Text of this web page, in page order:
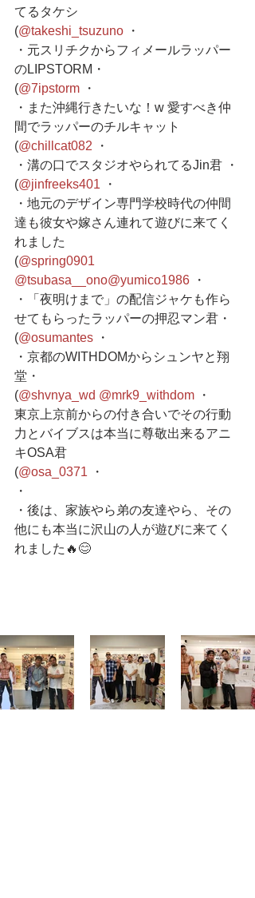
てるタケシ
(@takeshi_tsuzuno ・
・元スリチクからフィメールラッパー
のLIPSTORM・
(@7ipstorm ・
・また沖縄行きたいな！w 愛すべき仲
間でラッパーのチルキャット
(@chillcat082 ・
・溝の口でスタジオやられてるJin君 ・
(@jinfreeks401 ・
・地元のデザイン専門学校時代の仲間
達も彼女や嫁さん連れて遊びに来てく
れました
(@spring0901
@tsubasa__ono@yumico1986 ・
・「夜明けまで」の配信ジャケも作ら
せてもらったラッパーの押忍マン君・
(@osumantes ・
・京都のWITHDOMからシュンヤと翔
堂・
(@shvnya_wd @mrk9_withdom ・
東京上京前からの付き合いでその行動
力とバイブスは本当に尊敬出来るアニ
キOSA君
(@osa_0371 ・
・
・後は、家族やら弟の友達やら、その
他にも本当に沢山の人が遊びに来てく
れました🔥😊